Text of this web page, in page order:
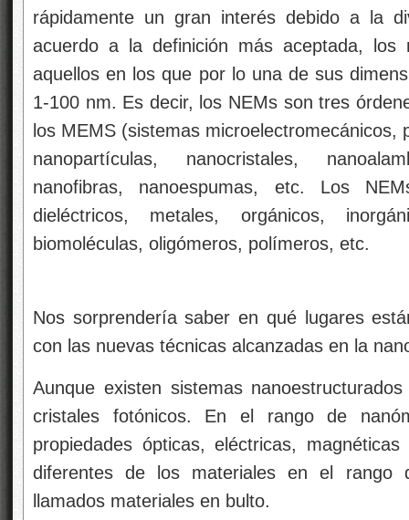
rápidamente un gran interés debido a la
acuerdo a la definición más aceptada, los
aquellos en los que por lo una de sus
1-100 nm. Es decir, los NEMs son tres
los MEMS (sistemas
nanopartículas, nanocristales,
nanofibras, nanoespumas, etc. Los
dieléctricos, metales, orgánicos,
biomoléculas, oligómeros, polímeros, etc.
Nos sorprendería saber en qué lugares
con las nuevas técnicas alcanzadas en la
Aunque existen sistemas
cristales fotónicos. En el rango de
propiedades ópticas, eléctricas,
diferentes de los materiales en el rango
llamados materiales en bulto.